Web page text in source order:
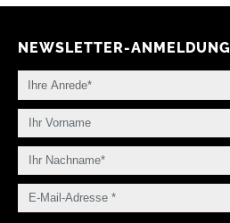
NEWSLETTER-ANMELDUNG